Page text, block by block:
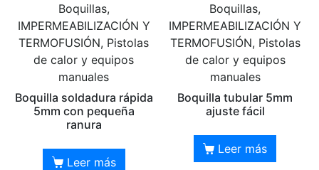
Boquillas,
IMPERMEABILIZACIÓN Y
TERMOFUSIÓN, Pistolas
de calor y equipos
manuales
Boquilla soldadura rápida
5mm con pequeña
ranura
Leer más
Boquillas,
IMPERMEABILIZACIÓN Y
TERMOFUSIÓN, Pistolas
de calor y equipos
manuales
Boquilla tubular 5mm
ajuste fácil
Leer más